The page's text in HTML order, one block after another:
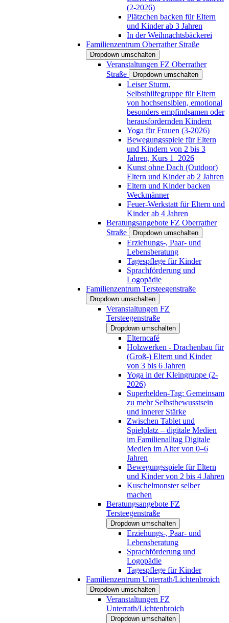
(2-2026)
Plätzchen backen für Eltern
und Kinder ab 3 Jahren
In der Weihnachtsbäckerei
Familienzentrum Oberrather Straße
Dropdown umschalten
Veranstaltungen FZ Oberrather
Straße
Dropdown umschalten
Leiser Sturm,
Selbsthilfegruppe für Eltern
von hochsensiblen, emotional
besonders empfindsamen oder
herausfordernden Kindern
Yoga für Frauen (3-2026)
Bewegungsspiele für Eltern
und Kindern von 2 bis 3
Jahren, Kurs 1_2026
Kunst ohne Dach (Outdoor)
Eltern und Kinder ab 2 Jahren
Eltern und Kinder backen
Weckmänner
Feuer-Werkstatt für Eltern und
Kinder ab 4 Jahren
Beratungsangebote FZ Oberrather
Straße
Dropdown umschalten
Erziehungs-, Paar- und
Lebensberatung
Tagespflege für Kinder
Sprachförderung und
Logopädie
Familienzentrum Tersteegenstraße
Dropdown umschalten
Veranstaltungen FZ
Tersteegenstraße
Dropdown umschalten
Elterncafé
Holzwerken - Drachenbau für
(Groß-) Eltern und Kinder
von 3 bis 6 Jahren
Yoga in der Kleingruppe (2-
2026)
Superhelden-Tag: Gemeinsam
zu mehr Selbstbewusstsein
und innerer Stärke
Zwischen Tablet und
Spielplatz – digitale Medien
im Familienalltag Digitale
Medien im Alter von 0–6
Jahren
Bewegungsspiele für Eltern
und Kinder von 2 bis 4 Jahren
Kuschelmonster selber
machen
Beratungsangebote FZ
Tersteegenstraße
Dropdown umschalten
Erziehungs-, Paar- und
Lebensberatung
Sprachförderung und
Logopädie
Tagespflege für Kinder
Familienzentrum Unterrath/Lichtenbroich
Dropdown umschalten
Veranstaltungen FZ
Unterrath/Lichtenbroich
Dropdown umschalten